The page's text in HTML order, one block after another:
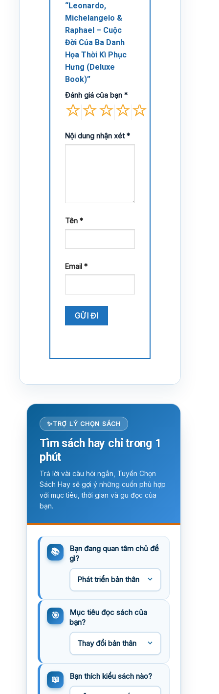
“Leonardo,
Michelangelo &
Raphael – Cuộc
Đời Của Ba Danh
Họa Thời Kì Phục
Hưng (Deluxe
Book)”
Đánh giá của bạn *
Nội dung nhận xét*
Tên *
Email *
TRỢ LÝ CHỌN SÁCH
Tìm sách hay chỉ trong 1
phút
Trả lời vài câu hỏi ngắn, Tuyển Chọn
Sách Hay sẽ gợi ý những cuốn phù hợp
với mục tiêu, thời gian và gu đọc của
bạn.
Bạn đang quan tâm chủ đề
gì?
Mục tiêu đọc sách của
bạn?
Bạn thích kiểu sách nào?